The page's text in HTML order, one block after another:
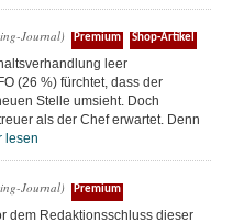
Journal) Premium Shop-Artikel
leer
(26 %) fürchtet, dass der
Stelle umsieht. Doch
als der Chef erwartet. Denn
lesen
Journal) Premium
dem Redaktionsschluss dieser